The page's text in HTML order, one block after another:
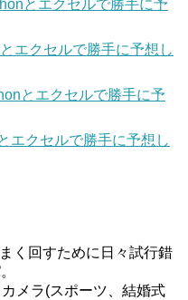
とエクセルで勝手に予
エクセルで勝手に予想し
とエクセルで勝手に予
エクセルで勝手に予想し
く回すために日々試行錯
メラ(スポーツ、結婚式